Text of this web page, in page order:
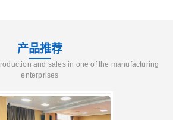
产品推荐
and sales in one of the manufacturing
enterprises